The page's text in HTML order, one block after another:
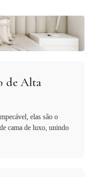
de Alta
elas são o
cama de luxo, unindo